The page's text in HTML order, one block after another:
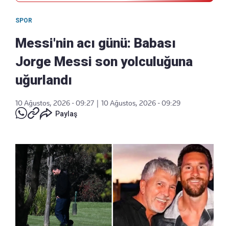
SPOR
Messi'nin acı günü: Babası
Jorge Messi son yolculuğuna
uğurlandı
10 Ağustos, 2026 - 09:27
10 Ağustos, 2026 - 09:29
Paylaş